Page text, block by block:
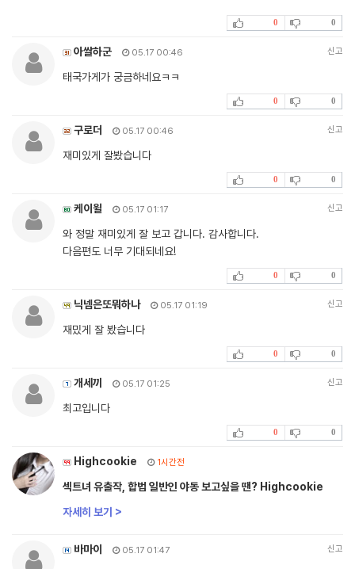
0 0
아쌀하군 05.17 00:46 신고
태국가게가 궁금하네요ㅋㅋ
0 0
구로더 05.17 00:46 신고
재미있게 잘봤습니다
0 0
케이윌 05.17 01:17 신고
와 정말 재미있게 잘 보고 갑니다. 감사합니다.
다음편도 너무 기대되네요!
0 0
닉넴은또뭐하나 05.17 01:19 신고
재밌게 잘 봤습니다
0 0
개세끼 05.17 01:25 신고
최고입니다
0 0
Highcookie 1시간전
섹트녀 유출작, 합법 일반인 야동 보고싶을 땐? Highcookie
자세히 보기 >
바마이 05.17 01:47 신고